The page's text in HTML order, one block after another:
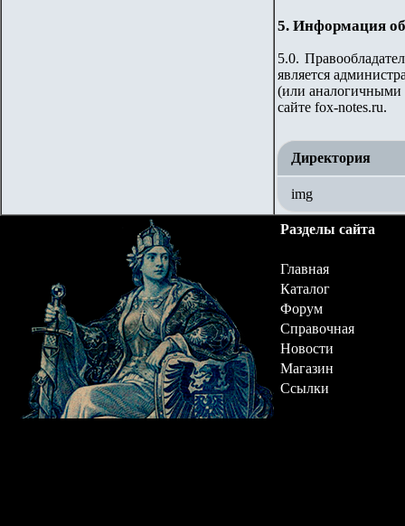
5. Информация
5.0.
является
(или аналогичными
сайте fox-notes.ru.
Директория
img
Разделы сайта
Главная
Каталог
Форум
Справочная
Новости
Магазин
Ссылки